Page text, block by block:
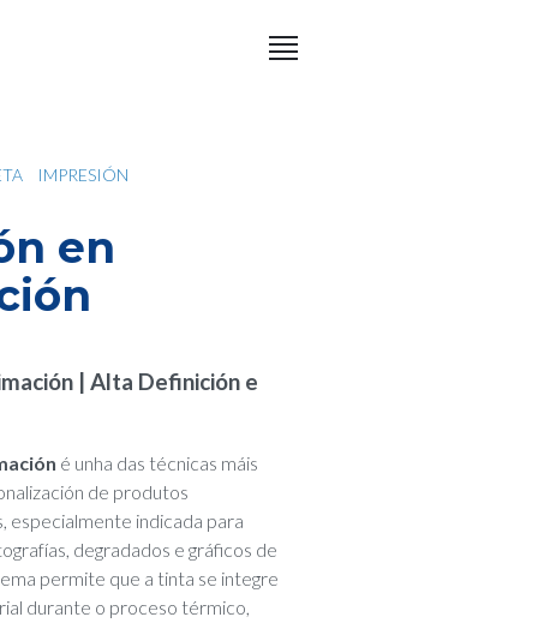
IMPRESIÓN
en
| Alta Definición e
é unha das técnicas máis
de produtos
especialmente indicada para
degradados e gráficos de
permite que a tinta se integre
durante o proceso térmico,